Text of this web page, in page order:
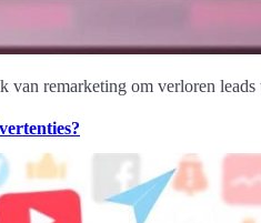
remarketing om verloren